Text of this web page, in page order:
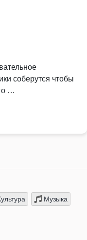
соберутся чтобы
…
Музыка